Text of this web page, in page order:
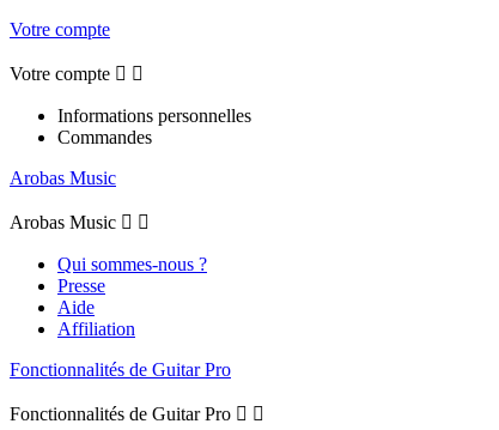
Votre compte
Votre compte  
Informations personnelles
Commandes
Arobas Music
Arobas Music  
Qui sommes-nous ?
Presse
Aide
Affiliation
Fonctionnalités de Guitar Pro
Fonctionnalités de Guitar Pro  